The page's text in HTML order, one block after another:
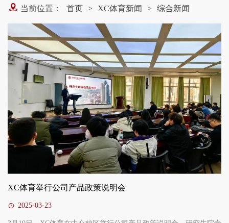
当前位置： 首页 > XC体育新闻 > 综合新闻
XC体育举行公司产品政策说明会
2025-03-23